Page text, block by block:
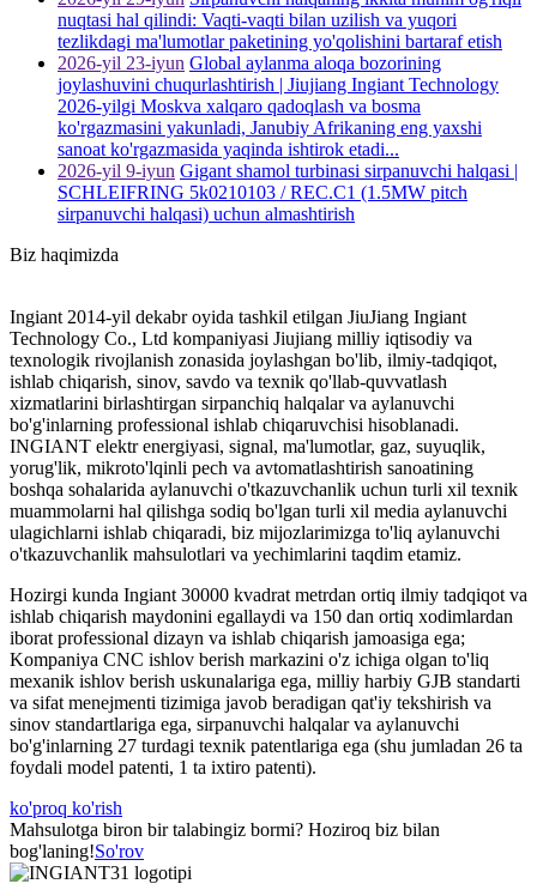
nuqtasi hal qilindi: Vaqti-vaqti bilan uzilish va yuqori
tezlikdagi ma'lumotlar paketining yo'qolishini bartaraf etish
2026-yil 23-iyun Global aylanma aloqa bozorining
joylashuvini chuqurlashtirish | Jiujiang Ingiant Technology
2026-yilgi Moskva xalqaro qadoqlash va bosma
ko'rgazmasini yakunladi, Janubiy Afrikaning eng yaxshi
sanoat ko'rgazmasida yaqinda ishtirok etadi...
2026-yil 9-iyun Gigant shamol turbinasi sirpanuvchi halqasi |
SCHLEIFRING 5k0210103 / REC.C1 (1.5MW pitch
sirpanuvchi halqasi) uchun almashtirish
Biz haqimizda
Ingiant 2014-yil dekabr oyida tashkil etilgan JiuJiang Ingiant
Technology Co., Ltd kompaniyasi Jiujiang milliy iqtisodiy va
texnologik rivojlanish zonasida joylashgan bo'lib, ilmiy-tadqiqot,
ishlab chiqarish, sinov, savdo va texnik qo'llab-quvvatlash
xizmatlarini birlashtirgan sirpanchiq halqalar va aylanuvchi
bo'g'inlarning professional ishlab chiqaruvchisi hisoblanadi.
INGIANT elektr energiyasi, signal, ma'lumotlar, gaz, suyuqlik,
yorug'lik, mikroto'lqinli pech va avtomatlashtirish sanoatining
boshqa sohalarida aylanuvchi o'tkazuvchanlik uchun turli xil texnik
muammolarni hal qilishga sodiq bo'lgan turli xil media aylanuvchi
ulagichlarni ishlab chiqaradi, biz mijozlarimizga to'liq aylanuvchi
o'tkazuvchanlik mahsulotlari va yechimlarini taqdim etamiz.
Hozirgi kunda Ingiant 30000 kvadrat metrdan ortiq ilmiy tadqiqot va
ishlab chiqarish maydonini egallaydi va 150 dan ortiq xodimlardan
iborat professional dizayn va ishlab chiqarish jamoasiga ega;
Kompaniya CNC ishlov berish markazini o'z ichiga olgan to'liq
mexanik ishlov berish uskunalariga ega, milliy harbiy GJB standarti
va sifat menejmenti tizimiga javob beradigan qat'iy tekshirish va
sinov standartlariga ega, sirpanuvchi halqalar va aylanuvchi
bo'g'inlarning 27 turdagi texnik patentlariga ega (shu jumladan 26 ta
foydali model patenti, 1 ta ixtiro patenti).
ko'proq ko'rish
Mahsulotga biron bir talabingiz bormi? Hoziroq biz bilan
bog'laning!So'rov